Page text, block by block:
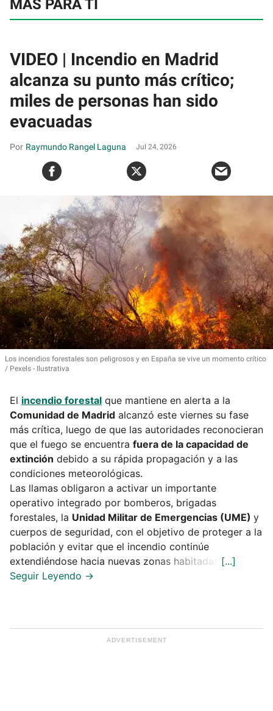
MÁS PARA TI
VIDEO | Incendio en Madrid
alcanza su punto más crítico;
miles de personas han sido
evacuadas
Raymundo Rangel Laguna Jul 24, 2026
Los incendios forestales son peligrosos y en España se vive un momento crítico
Pexels - Ilustrativa
El incendio forestal que mantiene en alerta a la
Comunidad de Madrid alcanzó este viernes su fase
más crítica, luego de que las autoridades reconocieran
que el fuego se encuentra fuera de la capacidad de
extinción debido a su rápida propagación y a las
condiciones meteorológicas.
Las llamas obligaron a activar un importante
operativo integrado por bomberos, brigadas
forestales, la Unidad Militar de Emergencias (UME) y
cuerpos de seguridad, con el objetivo de proteger a la
población y evitar que el incendio continúe
extendiéndose hacia nuevas zonas habitadas.